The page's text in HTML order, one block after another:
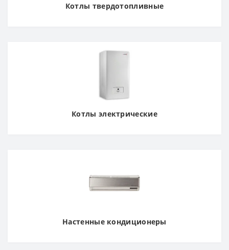
Котлы твердотопливные
Котлы электрические
Настенные кондиционеры